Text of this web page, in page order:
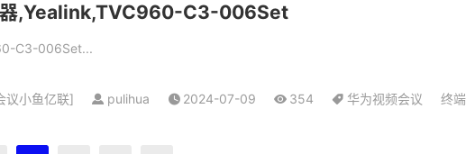
器,Yealink,TVC960-C3-006Set
C3-006Set...
议小鱼亿联] pulihua 2024-07-09 354 华为视频会议 终端